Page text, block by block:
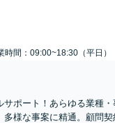
時間：09:00~18:30（平日）
サポート！あらゆる業種
様な事案に精通。顧問